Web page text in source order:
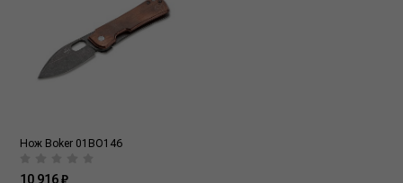
Нож Boker 01BO146
10 916 ₽